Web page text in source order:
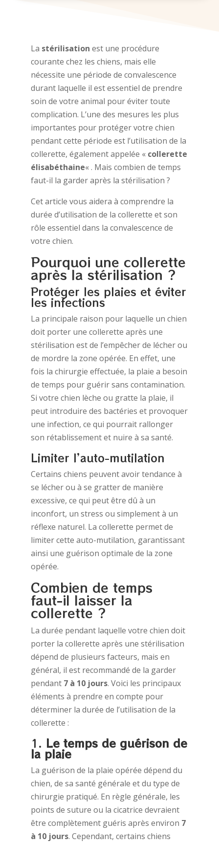
La stérilisation est une procédure
courante chez les chiens, mais elle
nécessite une période de convalescence
durant laquelle il est essentiel de prendre
soin de votre animal pour éviter toute
complication. L’une des mesures les plus
importantes pour protéger votre chien
pendant cette période est l’utilisation de la
collerette, également appelée « collerette
élisabéthaine« . Mais combien de temps
faut-il la garder après la stérilisation ?
Cet article vous aidera à comprendre la
durée d’utilisation de la collerette et son
rôle essentiel dans la convalescence de
votre chien.
Pourquoi une collerette
après la stérilisation ?
Protéger les plaies et éviter
les infections
La principale raison pour laquelle un chien
doit porter une collerette après une
stérilisation est de l’empêcher de lécher ou
de mordre la zone opérée. En effet, une
fois la chirurgie effectuée, la plaie a besoin
de temps pour guérir sans contamination.
Si votre chien lèche ou gratte la plaie, il
peut introduire des bactéries et provoquer
une infection, ce qui pourrait rallonger
son rétablissement et nuire à sa santé.
Limiter l’auto-mutilation
Certains chiens peuvent avoir tendance à
se lécher ou à se gratter de manière
excessive, ce qui peut être dû à un
inconfort, un stress ou simplement à un
réflexe naturel. La collerette permet de
limiter cette auto-mutilation, garantissant
ainsi une guérison optimale de la zone
opérée.
Combien de temps
faut-il laisser la
collerette ?
La durée pendant laquelle votre chien doit
porter la collerette après une stérilisation
dépend de plusieurs facteurs, mais en
général, il est recommandé de la garder
pendant 7 à 10 jours. Voici les principaux
éléments à prendre en compte pour
déterminer la durée de l’utilisation de la
collerette :
1. Le temps de guérison de
la plaie
La guérison de la plaie opérée dépend du
chien, de sa santé générale et du type de
chirurgie pratiqué. En règle générale, les
points de suture ou la cicatrice devraient
être complètement guéris après environ 7
à 10 jours. Cependant, certains chiens